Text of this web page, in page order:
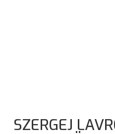
SZERGEJ